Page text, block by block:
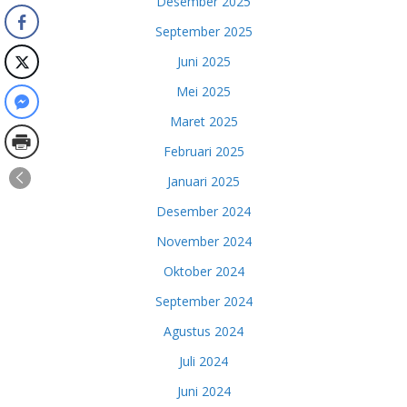
September 2025
Juni 2025
Mei 2025
Maret 2025
Februari 2025
Januari 2025
Desember 2024
November 2024
Oktober 2024
September 2024
Agustus 2024
Juli 2024
Juni 2024